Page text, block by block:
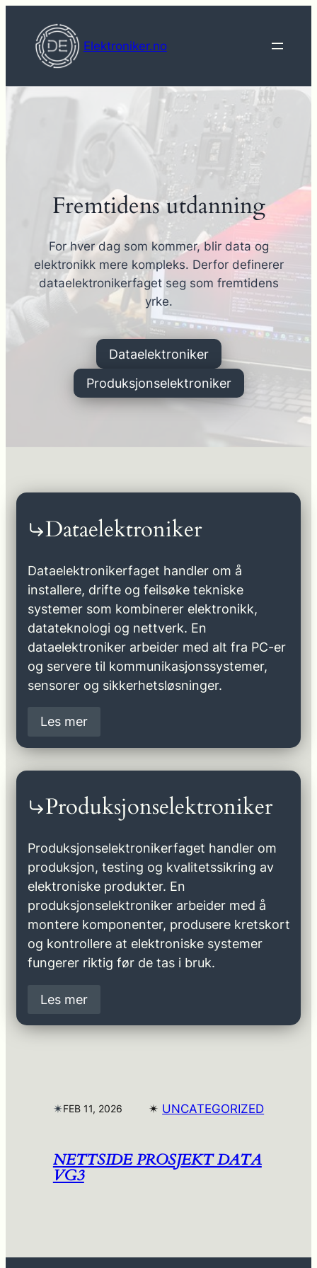
innhold
Elektroniker.no
Fremtidens utdanning
For hver dag som kommer, blir data og
elektronikk mere kompleks. Derfor definerer
dataelektronikerfaget seg som fremtidens
yrke.
Dataelektroniker
Produksjonselektroniker
Dataelektroniker
Dataelektronikerfaget handler om å
installere, drifte og feilsøke tekniske
systemer som kombinerer elektronikk,
datateknologi og nettverk. En
dataelektroniker arbeider med alt fra PC-er
og servere til kommunikasjonssystemer,
sensorer og sikkerhetsløsninger.
Les mer
Produksjonselektroniker
Produksjonselektronikerfaget handler om
produksjon, testing og kvalitetssikring av
elektroniske produkter. En
produksjonselektroniker arbeider med å
montere komponenter, produsere kretskort
og kontrollere at elektroniske systemer
fungerer riktig før de tas i bruk.
Les mer
✴︎FEB 11, 2026 ✴︎ UNCATEGORIZED
NETTSIDE PROSJEKT DATA
VG3